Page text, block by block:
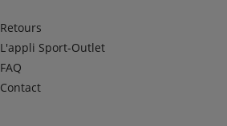
Retours
L'appli Sport-Outlet
FAQ
Contact